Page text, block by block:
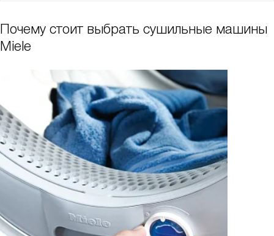
Почему стоит выбрать сушильные машины
Miele